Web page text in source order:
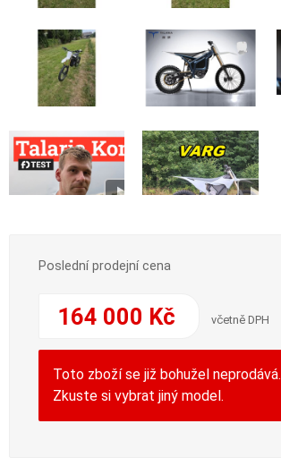
Poslední prodejní cena
164 000 Kč včetně DPH
Toto zboží se již bohužel neprodává.
Zkuste si vybrat jiný model.